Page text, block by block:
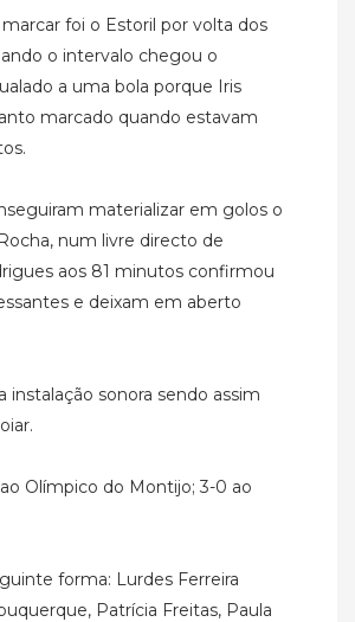
foi o Estoril por volta dos
o intervalo chegou o
a uma bola porque Iris
marcado quando estavam
materializar em golos o
num livre directo de
aos 81 minutos confirmou
e deixam em aberto
sonora sendo assim
Olímpico do Montijo; 3-0 ao
forma: Lurdes Ferreira
Patrícia Freitas, Paula